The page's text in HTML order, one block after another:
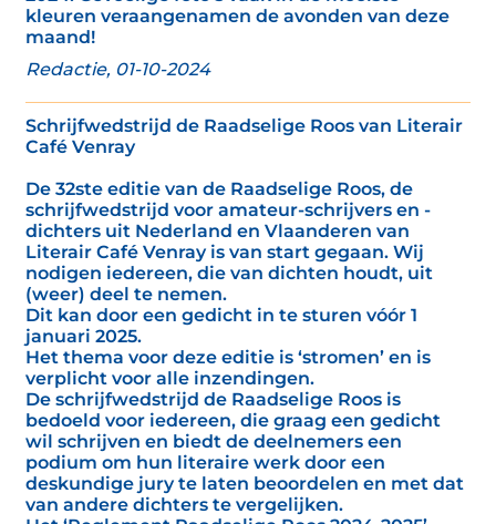
kleuren veraangenamen de avonden van deze
maand!
Redactie, 01-10-2024
Schrijfwedstrijd de Raadselige Roos van Literair
Café Venray
De 32ste editie van de Raadselige Roos, de
schrijfwedstrijd voor amateur-schrijvers en -
dichters uit Nederland en Vlaanderen van
Literair Café Venray is van start gegaan. Wij
nodigen iedereen, die van dichten houdt, uit
(weer) deel te nemen.
Dit kan door een gedicht in te sturen vóór 1
januari 2025.
Het thema voor deze editie is ‘stromen’ en is
verplicht voor alle inzendingen.
De schrijfwedstrijd de Raadselige Roos is
bedoeld voor iedereen, die graag een gedicht
wil schrijven en biedt de deelnemers een
podium om hun literaire werk door een
deskundige jury te laten beoordelen en met dat
van andere dichters te vergelijken.